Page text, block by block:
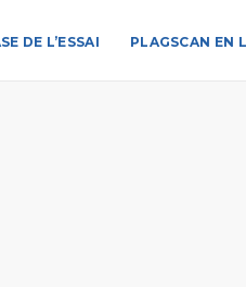
DE L’ESSAI PLAGSCAN EN